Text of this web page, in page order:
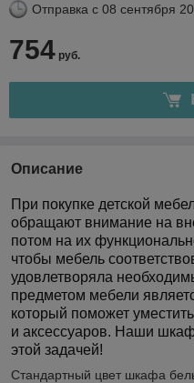
Отправка с 08 сентября
754 руб.
Описание
При покупке детской
обращают внимание на
потом на их
чтобы мебель
удовлетворяла
предметом мебели
который поможет
и аксессуаров. Наши
этой задачей!
Стандартный цвет шкафа